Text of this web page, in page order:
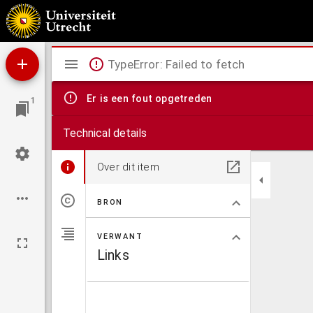
De H. Anna, Maria's moeder, aan alle geloovigen ter vereering en navolging
1
Mirador
viewer
TypeError: Failed to fetch
Er is een fout opgetreden
Technical details
Over dit item
BRON
VERWANT
Links